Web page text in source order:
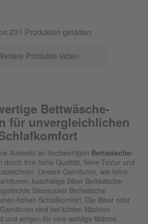
231 Produkten geladen
Produkte laden
Bettwäsche-
für unvergleichlichen
Auswahl an hochwertigen Bettwäsche-
durch ihre hohe Qualität, feine Textur und
Unsere Garnituren, wie feine
kuschelige Biber Bettwäsche-
Seersucker Bettwäsche
hohen Schlafkomfort. Die Biber oder
sind bei kühlen Nächten
und sorgen für eine wohlige Wärme.